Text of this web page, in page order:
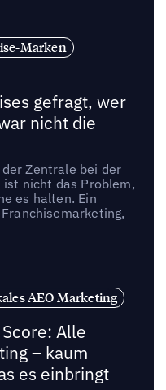
Marken
gefragt, wer
nicht die
Zentrale bei der
ist nicht das Problem,
es halten. Ein
AEO Marketing
Alle
– kaum
es einbringt